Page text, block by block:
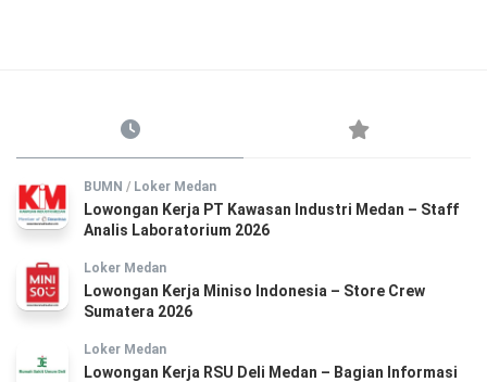
BUMN / Loker Medan
Lowongan Kerja PT Kawasan Industri Medan – Staff
Analis Laboratorium 2026
Loker Medan
Lowongan Kerja Miniso Indonesia – Store Crew
Sumatera 2026
Loker Medan
Lowongan Kerja RSU Deli Medan – Bagian Informasi